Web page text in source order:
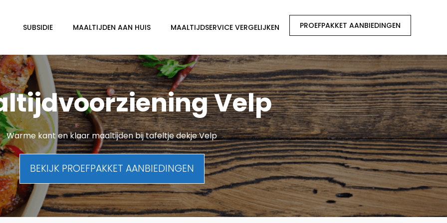
SUBSIDIE MAALTIJDEN AAN HUIS MAALTIJDSERVICE VERGELIJKEN PROEFPAKKET AANBIEDINGEN
Velp
Warme kant en klaar maaltijden bij tafeltje dekje Velp
BEKIJK PROEFPAKKET AANBIEDINGEN